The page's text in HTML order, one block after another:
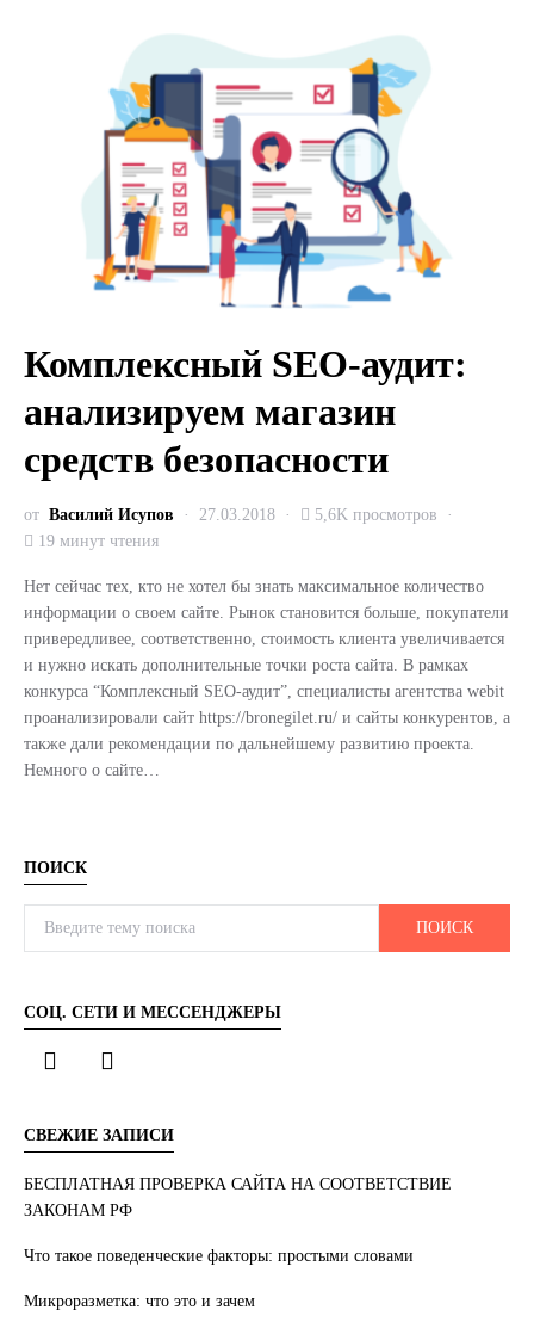
Комплексный SEO-аудит:
анализируем магазин
средств безопасности
от Василий Исупов 27.03.2018
5,6K просмотров
19 минут чтения
Нет сейчас тех, кто не хотел бы знать максимальное количество
информации о своем сайте. Рынок становится больше, покупатели
привередливее, соответственно, стоимость клиента увеличивается
и нужно искать дополнительные точки роста сайта. В рамках
конкурса “Комплексный SEO-аудит”, специалисты агентства webit
проанализировали сайт https://bronegilet.ru/ и сайты конкурентов, а
также дали рекомендации по дальнейшему развитию проекта.
Немного о сайте…
ПОИСК
ПОИСК
СОЦ. СЕТИ И МЕССЕНДЖЕРЫ
СВЕЖИЕ ЗАПИСИ
БЕСПЛАТНАЯ ПРОВЕРКА САЙТА НА СООТВЕТСТВИЕ
ЗАКОНАМ РФ
Что такое поведенческие факторы: простыми словами
Микроразметка: что это и зачем